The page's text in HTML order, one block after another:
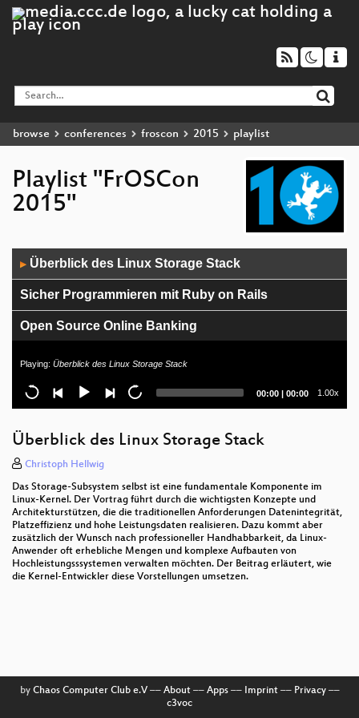
browse conferences froscon 2015 playlist
Playlist "FrOSCon
2015"
Audio
Player
▶ Überblick des Linux Storage Stack
Sicher Programmieren mit Ruby on Rails
Open Source Online Banking
Beginning of the End or End of the Beginning?
How to Motivate Your Developers
Crosscompiling - ein Windows-Installer mit 4
Integration einer FIDO U2F basierten Zwei-Faktor-
Authentifizierung mit LinOTP
Private Cloud mit OpenSource – “Jetzt aber in echt!"
Make your tests fail
Music Production under GNU/Linux
Playing: Überblick des Linux Storage Stack
Current
00:00 | Total
00:00 1.00x
Überblick des Linux Storage Stack
Christoph Hellwig
Das Storage-Subsystem selbst ist eine fundamentale Komponente im
Linux-Kernel. Der Vortrag führt durch die wichtigsten Konzepte und
Architekturstützen, die die traditionellen Anforderungen Datenintegrität,
Platzeffizienz und hohe Leistungsdaten realisieren. Dazu kommt aber
zusätzlich der Wunsch nach professioneller Handhabbarkeit, da Linux-
Anwender oft erhebliche Mengen und komplexe Aufbauten von
Hochleistungsssystemen verwalten möchten. Der Beitrag erläutert, wie
die Kernel-Entwickler diese Vorstellungen umsetzen.
by Chaos Computer Club e.V–– About–– Apps–– Imprint–– Privacy––
c3voc